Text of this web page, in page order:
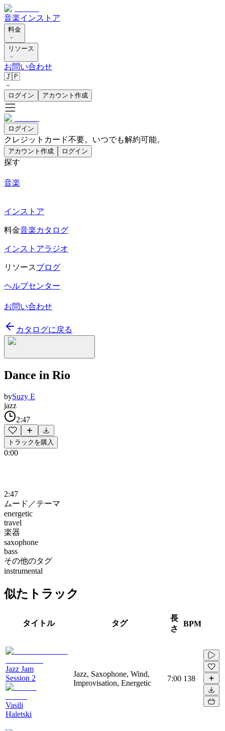
音楽インストア
料金
リソース
お問い合わせ
🇯🇵
ログイン アカウント作成
ログイン
クレジットカード不要。いつでも解約可能。
アカウント作成 ログイン
探す
音楽
インストア
料金音楽カタログ
インストアラジオ
リソースブログ
ヘルプセンター
お問い合わせ
カタログに戻る
Dance in Rio
bySuzy E
jazz
2:47
トラックを購入
0:00
2:47
ムード／テーマ
energetic
travel
楽器
saxophone
bass
その他のタグ
instrumental
似たトラック
タイトル タグ
長
さ
BPM
Jazz Jam
Session 2
Vasili
Haletski
Jazz, Saxophone, Wind,
Improvisation, Energetic
7:00 138